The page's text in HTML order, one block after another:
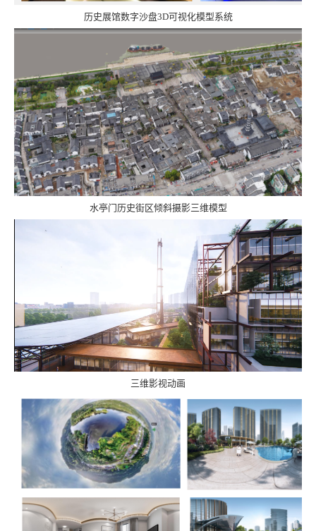
历史展馆数字沙盘3D可视化模型系统
水亭门历史街区倾斜摄影三维模型
三维影视动画